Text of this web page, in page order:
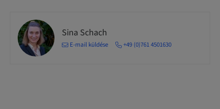
Sina Schach
E-mail küldése +49 (0)761 4501630